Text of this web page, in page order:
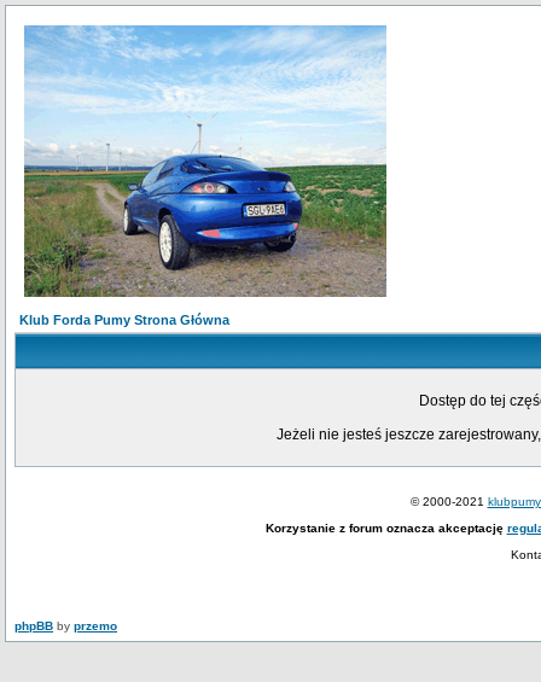
Klub Forda Pumy Strona Główna
Dostęp do tej
Jeżeli nie jesteś jeszcze
© 2000-2021
Korzystanie z forum oznacza akceptację
phpBB by przemo